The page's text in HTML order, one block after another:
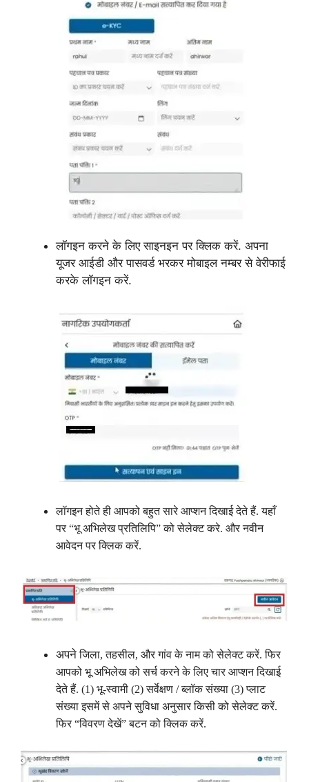
लॉगइन करने के लिए साइनइन पर क्लिक करें. अपना
यूजर आईडी और पासवर्ड भरकर मोबाइल नम्बर से वेरीफाई
करके लॉगइन करें.
लॉगइन होते ही आपको बहुत सारे आप्शन दिखाई देते हैं. यहाँ
पर “भू अभिलेख प्रतिलिपि” को सेलेक्ट करे. और नवीन
आवेदन पर क्लिक करें.
अपनेजिला, तहसील, और गांव के नाम को सेलेक्ट करें. फिर
आपको भू अभिलेख को सर्च करने के लिए चार आप्शन दिखाई
देते हैं. (1) भू-स्वामी (2) सर्वेक्षण / ब्लॉक संख्या (3) प्लाट
संख्या इसमें से अपने सुविधा अनुसार किसी को सेलेक्ट करें.
फिर “विवरण देखें” बटन को क्लिक करें.